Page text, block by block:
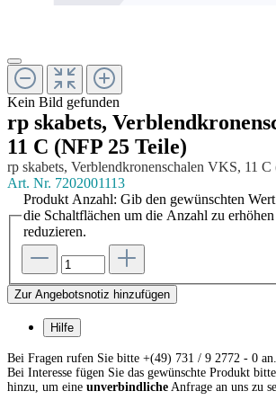
Kein Bild gefunden
rp skabets,
11 C (NFP 25 Teile)
rp skabets, Verblendkronenschalen VKS, 11
Art. Nr. 7202001113
Produkt Anzahl: Gib den gewünschten
die Schaltflächen um die Anzahl zu
reduzieren.
Zur Angebotsnotiz hinzufügen
Hilfe
Bei Fragen rufen Sie bitte +(49) 731 / 9 2772 - 0 an.
Bei Interesse fügen Sie das gewünschte Produkt
hinzu, um eine unverbindliche Anfrage an uns zu